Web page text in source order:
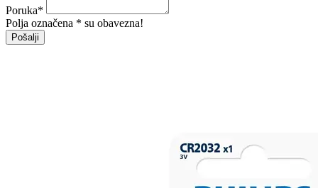
Poruka*
Polja označena * su obavezna!
Pošalji